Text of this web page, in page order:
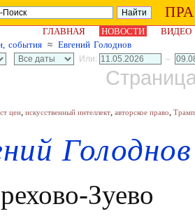
ГЛАВНАЯ НОВОСТИ
ВИДЕО
события ≈ Евгений Голоднов
Или: –
цен, искусственный интеллект, авторское право, Трамп
Голоднов
Зуево